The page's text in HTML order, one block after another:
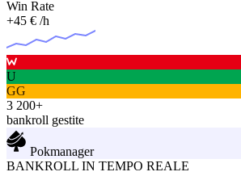
Win Rate
+45 € /h
U
GG
3 200+
bankroll gestite
Pokmanager
BANKROLL IN TEMPO REALE